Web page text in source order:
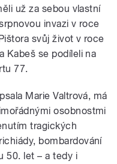
už za sebou vlastní
invazi v roce
svůj život v roce
Kabeš se podíleli na
77.
Marie Valtrová, má
osobnostmi
tragických
bombardování
50. let – a tedy i